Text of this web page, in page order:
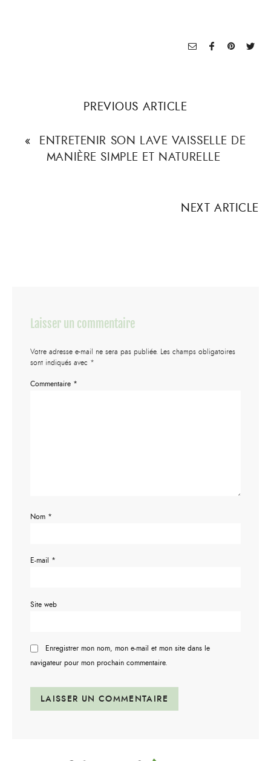
PREVIOUS ARTICLE
« ENTRETENIR SON LAVE VAISSELLE DE
MANIÈRE SIMPLE ET NATURELLE
NEXT ARTICLE
Laisser un commentaire
Votre adresse e-mail ne sera pas publiée. Les champs obligatoires
sont indiqués avec *
Commentaire *
Nom *
E-mail *
Site web
Enregistrer mon nom, mon e-mail et mon site dans le
navigateur pour mon prochain commentaire.